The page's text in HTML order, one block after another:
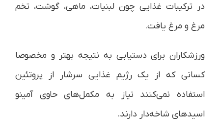
در ترکیبات غذایی چون لبنیات، ماهی، گوشت، تخم
مرغ و مرغ یافت.
ورزشکاران برای دستیابی به نتیجه بهتر و مخصوصا
کسانی که از یک رژیم غذایی سرشار از پروتئین
استفاده نمی‌کنند نیاز به مکمل‌های حاوی آمینو
اسیدهای شاخه‌دار دارند.